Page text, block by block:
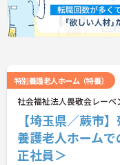
特別養護老人ホーム（特養）
社会福祉法人畏敬会レーベ
【埼玉県／蕨市
養護老人ホーム
正社員＞